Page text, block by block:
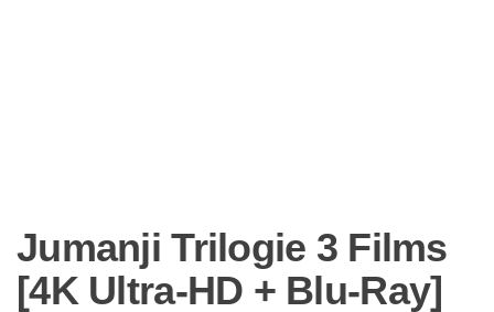
Jumanji Trilogie 3 Films
[4K Ultra-HD + Blu-Ray]